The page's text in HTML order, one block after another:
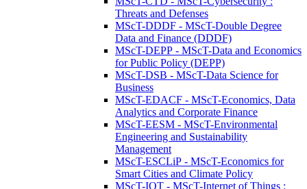
Threats and Defenses
MScT-DDDF - MScT-Double Degree
Data and Finance (DDDF)
MScT-DEPP - MScT-Data and Economics
for Public Policy (DEPP)
MScT-DSB - MScT-Data Science for
Business
MScT-EDACF - MScT-Economics, Data
Analytics and Corporate Finance
MScT-EESM - MScT-Environmental
Engineering and Sustainability
Management
MScT-ESCLiP - MScT-Economics for
Smart Cities and Climate Policy
MScT-IOT - MScT-Internet of Things :